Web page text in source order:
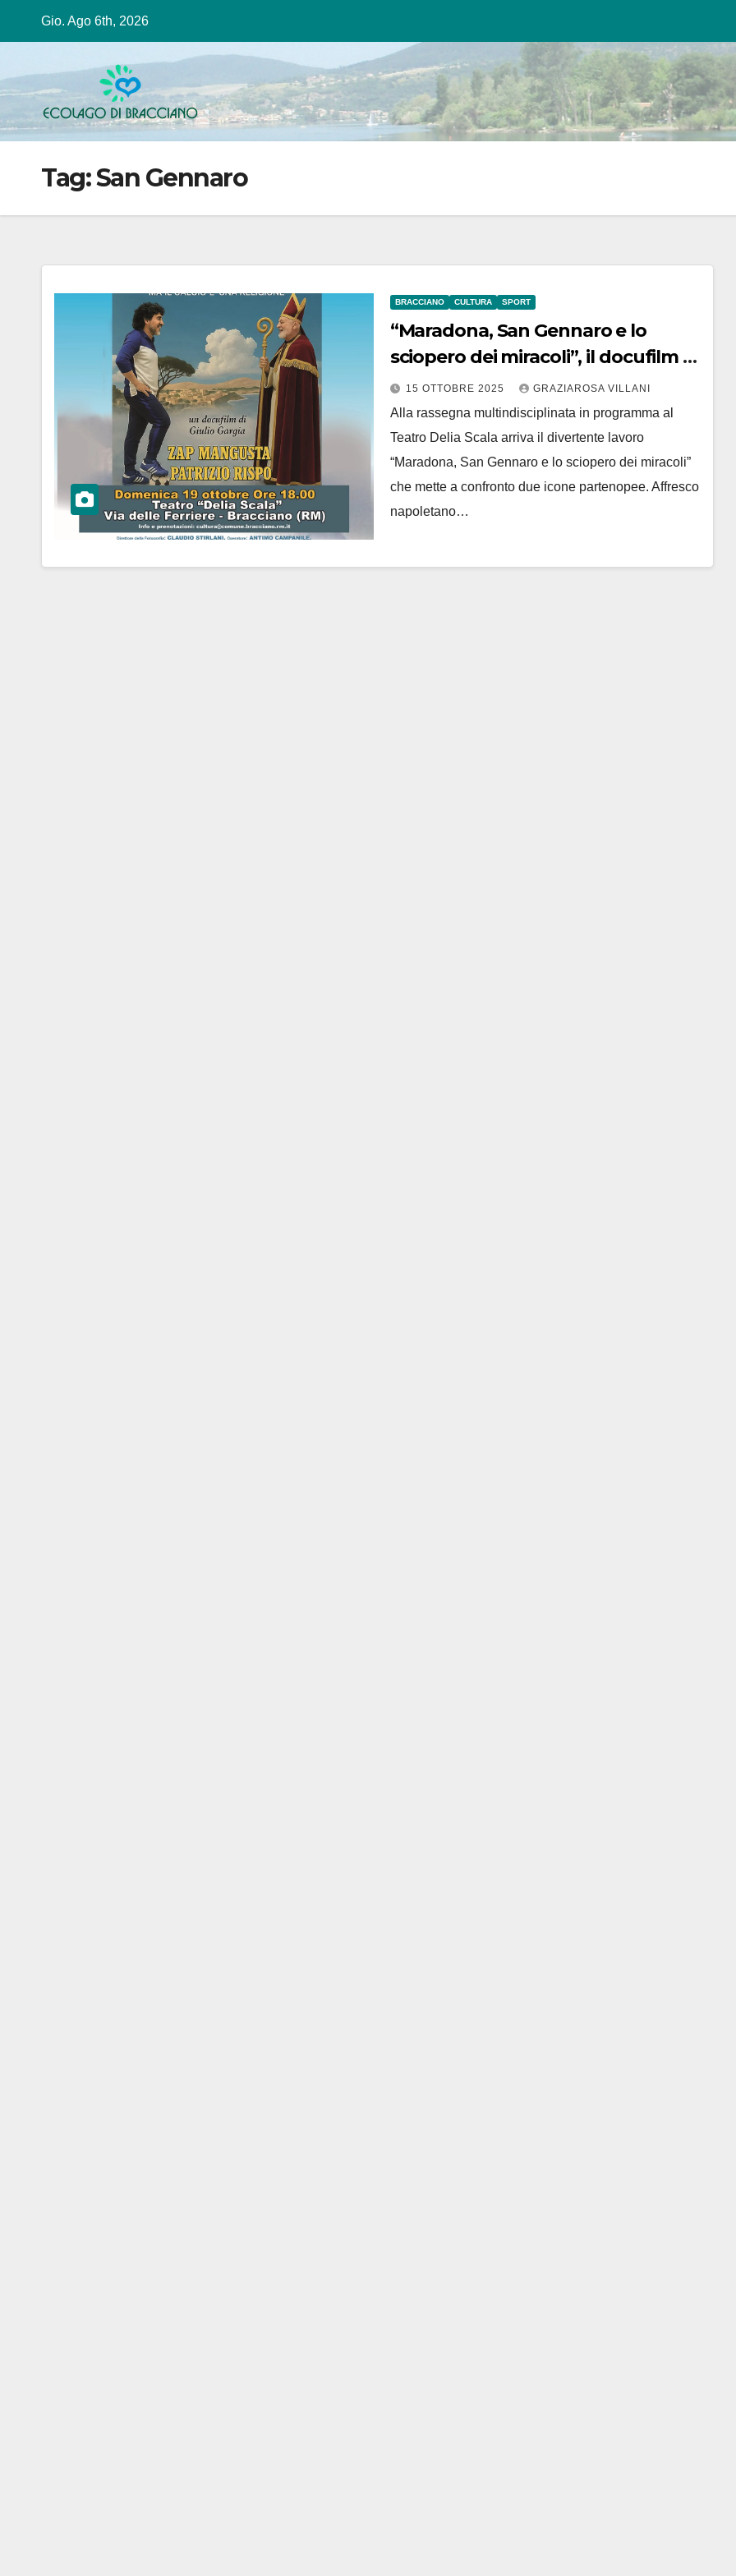
Gio. Ago 6th, 2026
Tag:San Gennaro
BRACCIANO CULTURA SPORT
“Maradona, San Gennaro e lo
sciopero dei miracoli”, il docufilm di
Giulio Gargia il 19 ottobre a
“Bracciano rompe gli schemi”
15 OTTOBRE 2025 GRAZIAROSA VILLANI
Alla rassegna multindisciplinata in programma al
Teatro Delia Scala arriva il divertente lavoro
“Maradona, San Gennaro e lo sciopero dei miracoli”
che mette a confronto due icone partenopee. Affresco
napoletano…